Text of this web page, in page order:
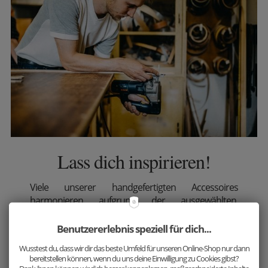
Lass dich inspirieren!
Viele unserer handgefertigten Accessoires
harmonieren aufgrund der ausgewählten,
Produkten. Wirf einen Blick auf unsereSetsund lass
Benutzererlebnis speziell für dich...
Wusstest du, dass wir dir das beste Umfeld für unseren Online-Shop nur dann
bereitstellen können, wenn du uns deine Einwilligung zu Cookies gibst?